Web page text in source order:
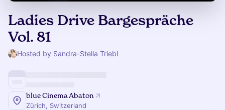
Ladies Drive Bargespräche
Vol. 81
Hosted by Sandra-Stella Triebl
blue Cinema Abaton
Zürich, Switzerland